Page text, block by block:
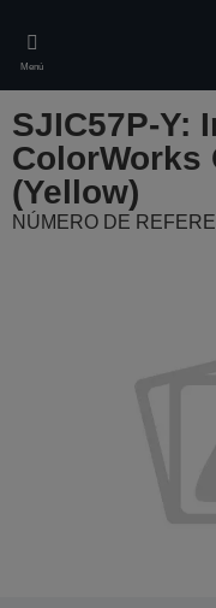
main
content
Menú
SJIC57P-Y:
ColorWorks
(Yellow)
NÚMERO DE